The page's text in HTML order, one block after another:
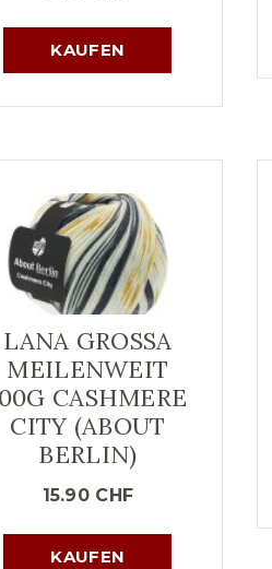
KAUFEN
LANA GROSSA
MEILENWEIT
CASHMERE
CITY (ABOUT
BERLIN)
15.90 CHF
KAUFEN